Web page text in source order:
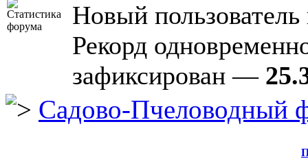
Новый
Рекорд
зафиксирован —
Садово-Пчеловодный